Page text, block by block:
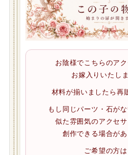
お陰様でこちらのア
お嫁入りいたし
材料が揃いましたら再
もし同じパーツ・石がな
似た雰囲気のアクセ
創作できる場合があ
ご希望の方は